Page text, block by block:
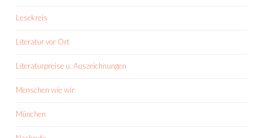
Lesekreis
Literatur vor Ort
Literaturpreise u. Auszeichnungen
Menschen wie wir
München